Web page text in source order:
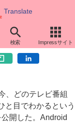
Translate
検索 Impressサイト
の番組表Androidア
、どのテレビ番組
と目でわかるという
開した。Android